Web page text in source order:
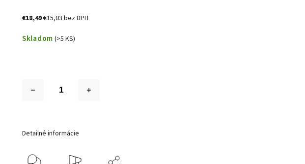
€18,49€15,03 bez DPH
Skladom (>5 KS)
Detailné informácie